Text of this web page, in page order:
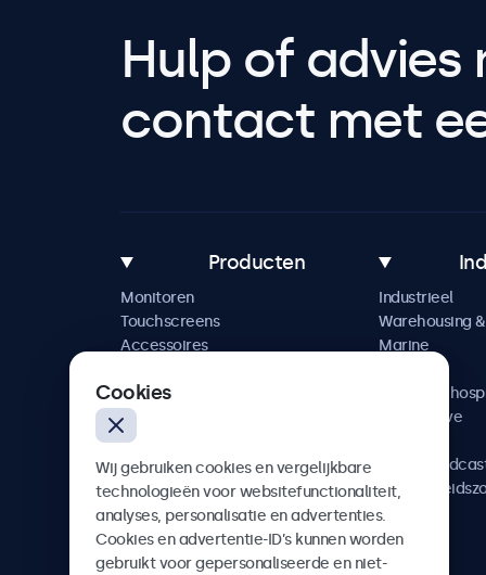
Hulp of advies
contact met
Producten
Monitoren
Touchscreens
Accessoires
Industrieel
Warehousing
Marine
Horeca &
Automotive
AV &
Cookies
Wij gebruiken cookies en vergelijkbare
technologieën voor websitefunctionaliteit,
analyses, personalisatie en advertenties.
Cookies en advertentie-ID’s kunnen worden
gebruikt voor gepersonaliseerde en niet-